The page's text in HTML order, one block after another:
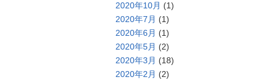
2020年10月 (1)
2020年7月 (1)
2020年6月 (1)
2020年5月 (2)
2020年3月 (18)
2020年2月 (2)